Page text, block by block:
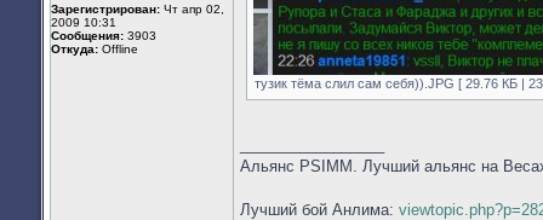
Зарегистрирован: Чт апр 02,
2009 10:31
Сообщения: 3903
Откуда: Offline
тузик тёма слил сам себя)).JPG [ 29.76 КБ |
Альянс PSIMM. Лучший альянс на
Лучший бой Анлима: